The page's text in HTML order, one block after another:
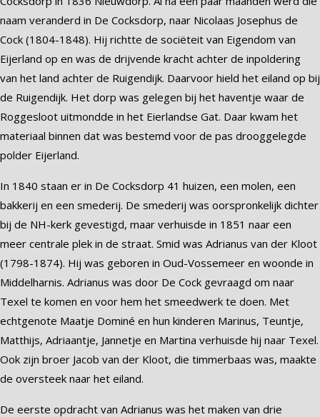
naam veranderd in De Cocksdorp, naar Nicolaas Josephus de
Cock (1804-1848). Hij richtte de sociëteit van Eigendom van
Eijerland op en was de drijvende kracht achter de inpoldering
van het land achter de Ruigendijk. Daarvoor hield het eiland op bij
de Ruigendijk. Het dorp was gelegen bij het haventje waar de
Roggesloot uitmondde in het Eierlandse Gat. Daar kwam het
materiaal binnen dat was bestemd voor de pas drooggelegde
polder Eijerland.
In 1840 staan er in De Cocksdorp 41 huizen, een molen, een
bakkerij en een smederij. De smederij was oorspronkelijk dichter
bij de NH-kerk gevestigd, maar verhuisde in 1851 naar een
meer centrale plek in de straat. Smid was Adrianus van der Kloot
(1798-1874). Hij was geboren in Oud-Vossemeer en woonde in
Middelharnis. Adrianus was door De Cock gevraagd om naar
Texel te komen en voor hem het smeedwerk te doen. Met
echtgenote Maatje Dominé en hun kinderen Marinus, Teuntje,
Matthijs, Adriaantje, Jannetje en Martina verhuisde hij naar Texel.
Ook zijn broer Jacob van der Kloot, die timmerbaas was, maakte
de oversteek naar het eiland.
De eerste opdracht van Adrianus was het maken van drie